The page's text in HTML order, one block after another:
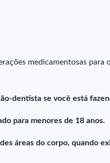
medicamentosas para
dentista se você está
para menores de 18 anos.
áreas do corpo, quando